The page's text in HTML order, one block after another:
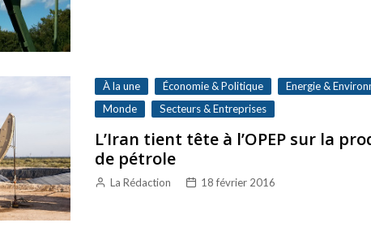
À la une Économie & Politique
Energie &
Monde
Secteurs & Entreprises
L’Iran tient tête à l’OPEP sur la
de pétrole
La Rédaction 18 février 2016